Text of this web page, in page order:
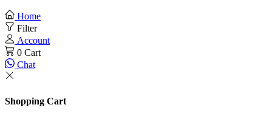
Home
Filter
Account
0 Cart
Chat
Shopping Cart